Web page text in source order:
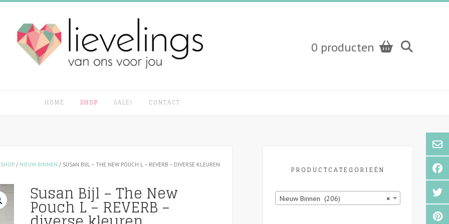
0 producten
HOME SHOP SALE! CONTACT
SHOP / NIEUW BINNEN / SUSAN BIJL – THE NEW POUCH L – REVERB – DIVERSE KLEUREN
Susan Bijl – The New
Pouch L – REVERB –
PRODUCTCATEGORIEËN
×
Nieuw Binnen (206)